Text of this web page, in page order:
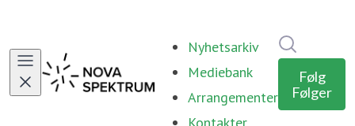
Nyhetsarkiv
Mediebank
Arrangementer
Følg
Følger